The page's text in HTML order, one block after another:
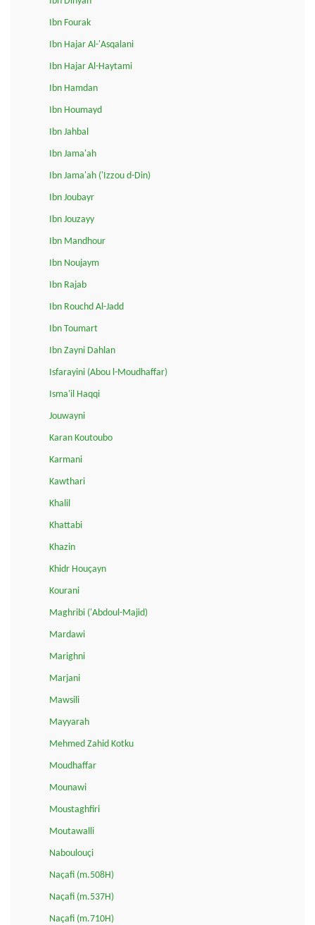
Ibn Fourak
Ibn Hajar Al-'Asqalani
Ibn Hajar Al-Haytami
Ibn Hamdan
Ibn Houmayd
Ibn Jahbal
Ibn Jama'ah
Ibn Jama'ah ('Izzou d-Din)
Ibn Joubayr
Ibn Jouzayy
Ibn Mandhour
Ibn Noujaym
Ibn Rajab
Ibn Rouchd Al-Jadd
Ibn Toumart
Ibn Zayni Dahlan
Isfarayini (Abou l-Moudhaffar)
Isma'il Haqqi
Jouwayni
Karan Koutoubo
Karmani
Kawthari
Khalil
Khattabi
Khazin
Khidr Houçayn
Kourani
Maghribi ('Abdoul-Majid)
Mardawi
Marighni
Marjani
Mawsili
Mayyarah
Mehmed Zahid Kotku
Moudhaffar
Mounawi
Moustaghfiri
Moutawalli
Naboulouçi
Naçafi (m.508H)
Naçafi (m.537H)
Naçafi (m.710H)